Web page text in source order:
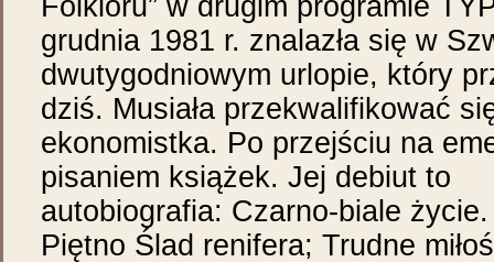
grudnia 1981 r. znalazła się w
dwutygodniowym urlopie, który
dziś. Musiała przekwalifikować
ekonomistka. Po przejściu na
pisaniem książek. Jej debiut to
autobiografia: Czarno-biale życie.
Piętno Ślad renifera; Trudne